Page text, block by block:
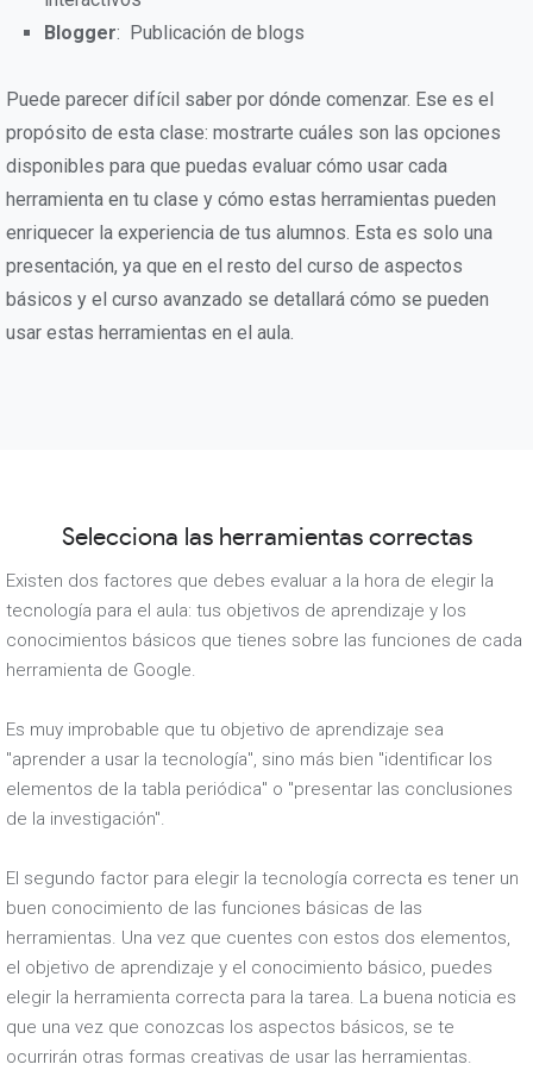
Blogger: Publicación de blogs
Puede parecer difícil saber por dónde comenzar. Ese es el
propósito de esta clase: mostrarte cuáles son las opciones
disponibles para que puedas evaluar cómo usar cada
herramienta en tu clase y cómo estas herramientas pueden
enriquecer la experiencia de tus alumnos. Esta es solo una
presentación, ya que en el resto del curso de aspectos
básicos y el curso avanzado se detallará cómo se pueden
usar estas herramientas en el aula.
Selecciona las herramientas correctas
Existen dos factores que debes evaluar a la hora de elegir la
tecnología para el aula: tus objetivos de aprendizaje y los
conocimientos básicos que tienes sobre las funciones de cada
herramienta de Google.
Es muy improbable que tu objetivo de aprendizaje sea
"aprender a usar la tecnología", sino más bien "identificar los
elementos de la tabla periódica" o "presentar las conclusiones
de la investigación".
El segundo factor para elegir la tecnología correcta es tener un
buen conocimiento de las funciones básicas de las
herramientas. Una vez que cuentes con estos dos elementos,
el objetivo de aprendizaje y el conocimiento básico, puedes
elegir la herramienta correcta para la tarea. La buena noticia es
que una vez que conozcas los aspectos básicos, se te
ocurrirán otras formas creativas de usar las herramientas.